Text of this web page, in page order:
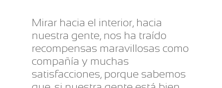
Mirar hacia el interior, hacia
nuestra gente, nos ha traído
recompensas maravillosas como
compañía y muchas
satisfacciones, porque sabemos